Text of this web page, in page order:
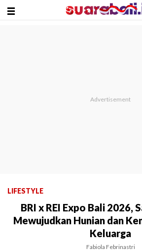
LIFESTYLE
BRI x REI Expo Bali 2026,
Mewujudkan Hunian dan
Keluarga
Fabiola Febrinastri